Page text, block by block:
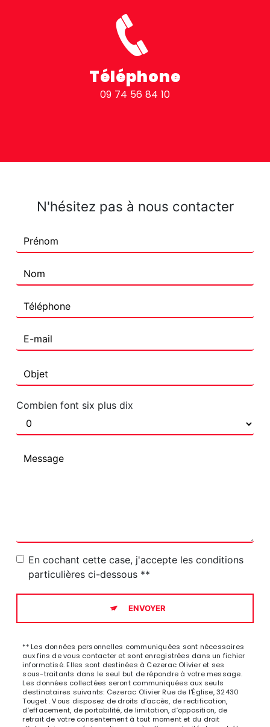
Téléphone
09 74 56 84 10
N'hésitez pas à nous contacter
Combien font six plus dix
En cochant cette case, j'accepte les conditions
particulières ci-dessous **
ENVOYER
** Les données personnelles communiquées sont nécessaires
aux fins de vous contacter et sont enregistrées dans un fichier
informatisé. Elles sont destinées à Cezerac Olivier et ses
sous-traitants dans le seul but de répondre à votre message.
Les données collectées seront communiquées aux seuls
destinataires suivants: Cezerac Olivier Rue de l'Église, 32430
Touget . Vous disposez de droits d’accès, de rectification,
d’effacement, de portabilité, de limitation, d’opposition, de
retrait de votre consentement à tout moment et du droit